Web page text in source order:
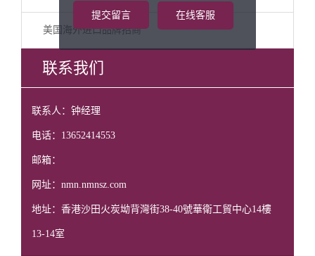
美国海外进口品牌招商
联系我们
联系人：钟经理
电话：13652414553
邮箱：
网址：nmn.nmnsz.com
地址：香港沙田火炭坳背灣街38-40號華衛工貿中心14樓
13-14室
提交留言 在线客服